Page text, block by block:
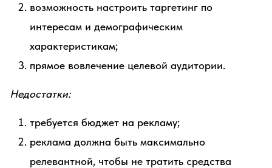
возможность настроить таргетинг по
интересам и демографическим
характеристикам;
прямое вовлечение целевой аудитории.
Недостатки:
требуется бюджет на рекламу;
реклама должна быть максимально
релевантной, чтобы не тратить средства